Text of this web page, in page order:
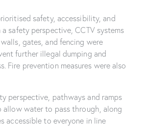
safety, accessibility, and
safety perspective, CCTV systems
gates, and fencing were
further illegal dumping and
Fire prevention measures were also
perspective, pathways and ramps
water to pass through, along
accessible to everyone in line